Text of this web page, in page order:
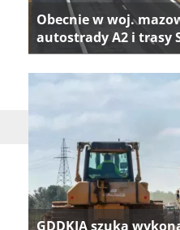
Obecnie w woj.
autostrady A2 i trasy
GDDKIA szuka